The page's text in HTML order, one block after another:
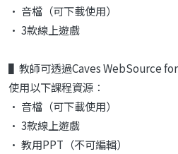
• 音檔（可下載使用）
• 3款線上遊戲
▌教師可透過Caves WebSource for
使用以下課程資源：
• 音檔（可下載使用）
• 3款線上遊戲
• 教用PPT（不可編輯）